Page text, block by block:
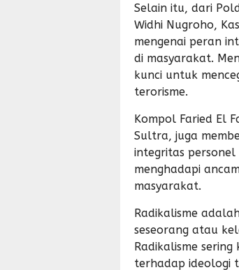
Selain itu, dari
Widhi Nugroho,
mengenai peran
di masyarakat.
kunci untuk
terorisme.
Kompol Faried El
Sultra, juga
integritas
menghadapi
masyarakat.
Radikalisme
seseorang atau
Radikalisme
terhadap ideologi